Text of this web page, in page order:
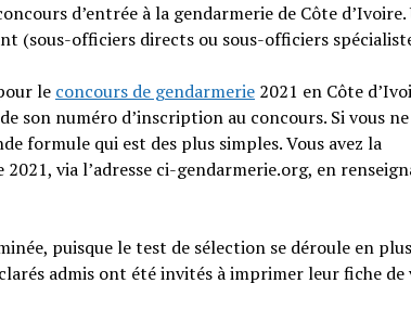
d’entrée à la gendarmerie de Côte d’Ivoire.
(sous-officiers directs ou sous-officiers
le concours de gendarmerie2021 en Côte
numéro d’inscription au concours. Si vous ne
formule qui est des plus simples. Vous avez la
via l’adresse ci-gendarmerie.org, en
puisque le test de sélection se déroule en
admis ont été invités à imprimer leur fiche de